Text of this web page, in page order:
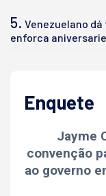
5. Venezuelano
enforca
Enquete
Jayme
convenção
ao governo